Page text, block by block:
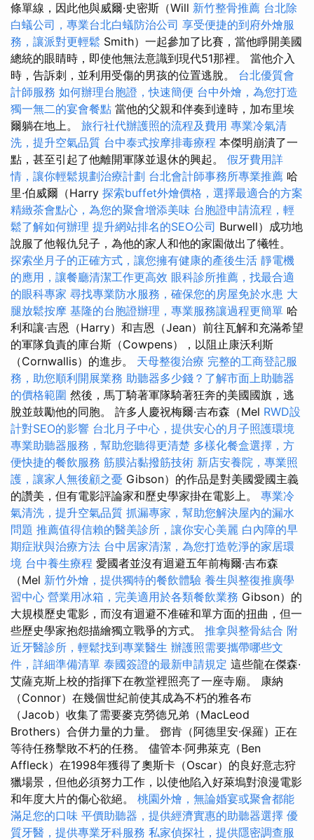
條單線，因此他與威爾·史密斯（Will 新竹整骨推薦 台北除
白蟻公司，專業台北白蟻防治公司 享受便捷的到府外燴服
務，讓派對更輕鬆 Smith）一起參加了比賽，當他睜開美國
總統的眼睛時，即使他無法意識到現代51那裡。 當他介入
時，告訴刺，並利用受傷的男孩的位置逃脫。 台北優質會
計師服務 如何辦理台胞證，快速簡便 台中外燴，為您打造
獨一無二的宴會餐點 當他的父親和伴奏到達時，加布里埃
爾躺在地上。 旅行社代辦護照的流程及費用 專業冷氣清
洗，提升空氣品質 台中泰式按摩排毒療程 本傑明崩潰了一
點，甚至引起了他離開軍隊並退休的興起。 假牙費用詳
情，讓你輕鬆規劃治療計劃 台北會計師事務所專業推薦 哈
里·伯威爾（Harry 探索buffet外燴價格，選擇最適合的方案
精緻茶會點心，為您的聚會增添美味 台胞證申請流程，輕
鬆了解如何辦理 提升網站排名的SEO公司 Burwell）成功地
說服了他報仇兒子，為他的家人和他的家園做出了犧牲。
探索坐月子的正確方式，讓您擁有健康的產後生活 靜電機
的應用，讓餐廳清潔工作更高效 眼科診所推薦，找最合適
的眼科專家 尋找專業防水服務，確保您的房屋免於水患 大
腿放鬆按摩 基隆的台胞證辦理，專業服務讓過程更簡單 哈
利和讓·吉恩（Harry）和吉恩（Jean）前往瓦解和充滿希望
的軍隊負責的庫台斯（Cowpens），以阻止康沃利斯
（Cornwallis）的進步。 天母整復治療 完整的工商登記服
務，助您順利開展業務 助聽器多少錢？了解市面上助聽器
的價格範圍 然後，馬丁騎著軍隊騎著狂奔的美國國旗，逃
脫並鼓勵他的同胞。 許多人慶祝梅爾·吉布森（Mel RWD設
計對SEO的影響 台北月子中心，提供安心的月子照護環境
專業助聽器服務，幫助您聽得更清楚 多樣化餐盒選擇，方
便快捷的餐飲服務 筋膜沾黏撥筋技術 新店安養院，專業照
護，讓家人無後顧之憂 Gibson）的作品是對美國愛國主義
的讚美，但有電影評論家和歷史學家掛在電影上。 專業冷
氣清洗，提升空氣品質 抓漏專家，幫助您解決屋內的漏水
問題 推薦值得信賴的醫美診所，讓你安心美麗 白內障的早
期症狀與治療方法 台中居家清潔，為您打造乾淨的家居環
境 台中養生療程 愛國者並沒有迴避五年前梅爾·吉布森
（Mel 新竹外燴，提供獨特的餐飲體驗 養生與整復推廣學
習中心 營業用冰箱，完美適用於各類餐飲業務 Gibson）的
大規模歷史電影，而沒有迴避不准確和單方面的扭曲，但一
些歷史學家抱怨描繪獨立戰爭的方式。 推拿與整骨結合 附
近牙醫診所，輕鬆找到專業醫生 辦護照需要攜帶哪些文
件，詳細準備清單 泰國簽證的最新申請規定 這些龍在傑森·
艾薩克斯上校的指揮下在教堂裡照亮了一座寺廟。 康納
（Connor）在幾個世紀前使其成為不朽的雅各布
（Jacob）收集了需要麥克勞德兄弟（MacLeod
Brothers）合併力量的力量。 鄧肯（阿德里安·保羅）正在
等待任務擊敗不朽的任務。 儘管本·阿弗萊克（Ben
Affleck）在1998年獲得了奧斯卡（Oscar）的良好意志狩
獵場景，但他必須努力工作，以使他陷入好萊塢對浪漫電影
和年度大片的傷心欲絕。 桃園外燴，無論婚宴或聚會都能
滿足您的口味 平價助聽器，提供經濟實惠的助聽器選擇 優
質牙醫，提供專業牙科服務 私家偵探社，提供隱密調查服